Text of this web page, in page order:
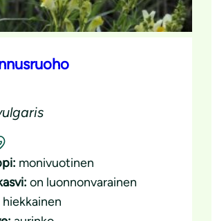
Erinomainen pölyttäjäkasvi
monivuotinen
on luonnonvarainen
hiekkainen